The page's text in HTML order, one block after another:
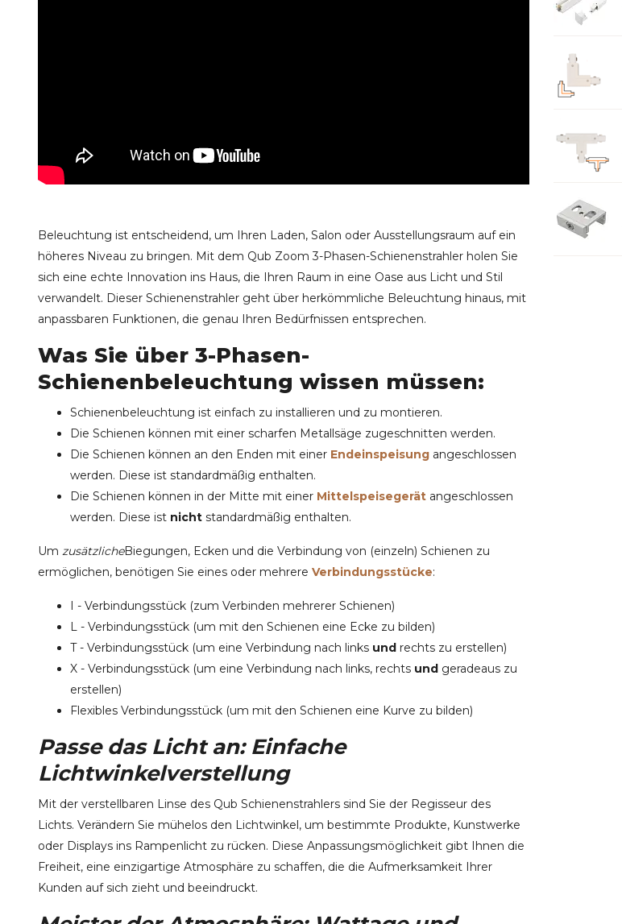
Beleuchtung ist entscheidend, um Ihren Laden, Salon oder Ausstellungsraum auf ein
höheres Niveau zu bringen. Mit dem Qub Zoom 3-Phasen-Schienenstrahler holen Sie
sich eine echte Innovation ins Haus, die Ihren Raum in eine Oase aus Licht und Stil
verwandelt. Dieser Schienenstrahler geht über herkömmliche Beleuchtung hinaus, mit
anpassbaren Funktionen, die genau Ihren Bedürfnissen entsprechen.
Was Sie über 3-Phasen-
Schienenbeleuchtung wissen müssen:
Schienenbeleuchtung ist einfach zu installieren und zu montieren.
Die Schienen können mit einer scharfen Metallsäge zugeschnitten werden.
Die Schienen können an den Enden mit einer Endeinspeisung angeschlossen
werden. Diese ist standardmäßig enthalten.
Die Schienen können in der Mitte mit einer Mittelspeisegerät angeschlossen
werden. Diese ist nicht standardmäßig enthalten.
Um zusätzlicheBiegungen, Ecken und die Verbindung von (einzeln) Schienen zu
ermöglichen, benötigen Sie eines oder mehrere Verbindungsstücke:
I - Verbindungsstück (zum Verbinden mehrerer Schienen)
L - Verbindungsstück (um mit den Schienen eine Ecke zu bilden)
T - Verbindungsstück (um eine Verbindung nach links und rechts zu erstellen)
X - Verbindungsstück (um eine Verbindung nach links, rechts und geradeaus zu
erstellen)
Flexibles Verbindungsstück (um mit den Schienen eine Kurve zu bilden)
Passe das Licht an: Einfache
Lichtwinkelverstellung
Mit der verstellbaren Linse des Qub Schienenstrahlers sind Sie der Regisseur des
Lichts. Verändern Sie mühelos den Lichtwinkel, um bestimmte Produkte, Kunstwerke
oder Displays ins Rampenlicht zu rücken. Diese Anpassungsmöglichkeit gibt Ihnen die
Freiheit, eine einzigartige Atmosphäre zu schaffen, die die Aufmerksamkeit Ihrer
Kunden auf sich zieht und beeindruckt.